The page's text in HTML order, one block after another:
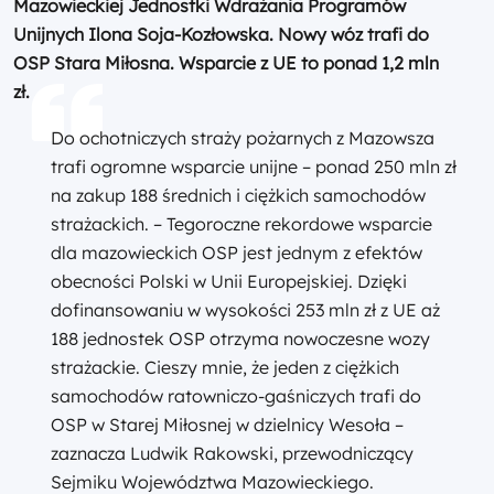
Mazowieckiej Jednostki Wdrażania Programów
Unijnych Ilona Soja-Kozłowska. Nowy wóz trafi do
OSP Stara Miłosna. Wsparcie z UE to ponad 1,2 mln
zł.
Do ochotniczych straży pożarnych z Mazowsza
trafi ogromne wsparcie unijne – ponad 250 mln zł
na zakup 188 średnich i ciężkich samochodów
strażackich. – Tegoroczne rekordowe wsparcie
dla mazowieckich OSP jest jednym z efektów
obecności Polski w Unii Europejskiej. Dzięki
dofinansowaniu w wysokości 253 mln zł z UE aż
188 jednostek OSP otrzyma nowoczesne wozy
strażackie. Cieszy mnie, że jeden z ciężkich
samochodów ratowniczo-gaśniczych trafi do
OSP w Starej Miłosnej w dzielnicy Wesoła –
zaznacza Ludwik Rakowski, przewodniczący
Sejmiku Województwa Mazowieckiego.